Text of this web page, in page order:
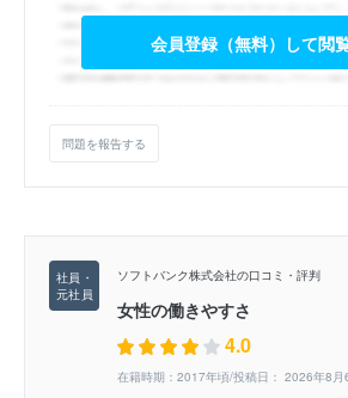
会員登録（無料）して閲
問題を報告する
ソフトバンク株式会社の口コミ・評判
女性の働きやすさ
4.0
在籍時期：2017年頃/投稿日： 2026年8月